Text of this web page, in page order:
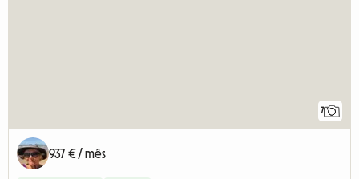
7
937 € / mês